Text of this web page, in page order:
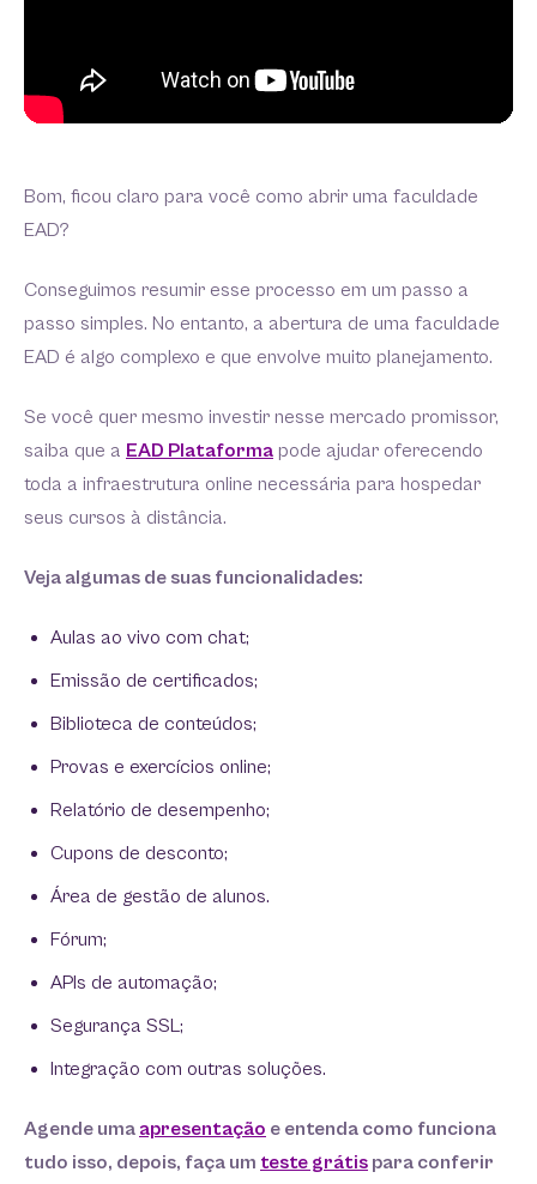
Bom, ficou claro para você como abrir uma faculdade
EAD?
Conseguimos resumir esse processo em um passo a
passo simples. No entanto, a abertura de uma faculdade
EAD é algo complexo e que envolve muito planejamento.
Se você quer mesmo investir nesse mercado promissor,
saiba que a EAD Plataforma pode ajudar oferecendo
toda a infraestrutura online necessária para hospedar
seus cursos à distância.
Veja algumas de suas funcionalidades:
Aulas ao vivo com chat;
Emissão de certificados;
Biblioteca de conteúdos;
Provas e exercícios online;
Relatório de desempenho;
Cupons de desconto;
Área de gestão de alunos.
Fórum;
APIs de automação;
Segurança SSL;
Integração com outras soluções.
Agende uma apresentação e entenda como funciona
tudo isso, depois, faça um teste grátis para conferir